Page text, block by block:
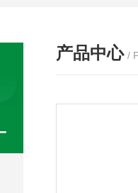
产品中心 /